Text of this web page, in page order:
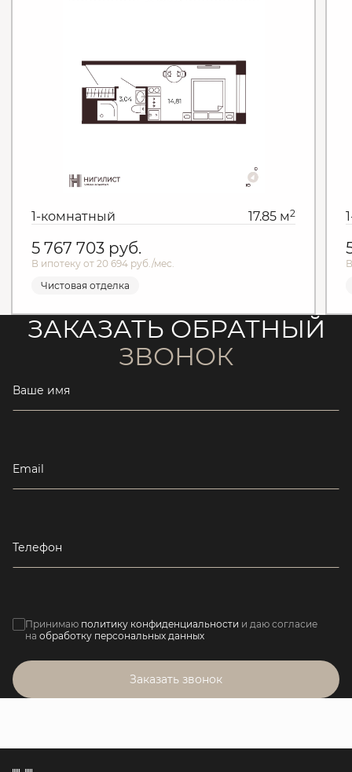
1-комнатный 17.85 м2
5 767 703 руб.
В ипотеку от 20 694 руб./мес.
Чистовая отделка
ЗАКАЗАТЬ ОБРАТНЫЙ
ЗВОНОК
Ваше имя
Email
Телефон
Принимаю политику конфиденциальности и даю согласие
на обработку персональных данных
Заказать звонок